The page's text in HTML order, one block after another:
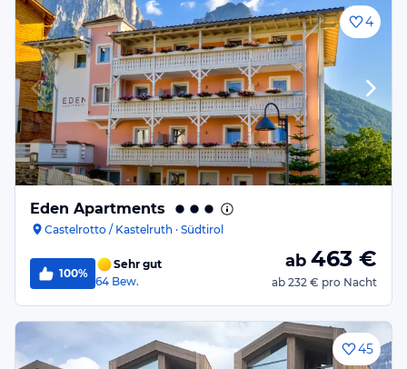
4
Eden Apartments
Castelrotto / Kastelruth · Südtirol
100%
Sehr gut
64 Bew.
ab 463 €
ab 232 € pro Nacht
45